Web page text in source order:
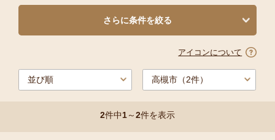
さらに条件を絞る
2件中1～2件を表示
アイコンについて